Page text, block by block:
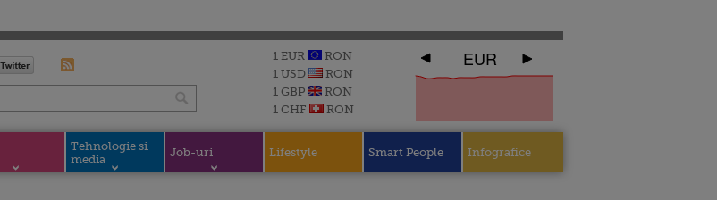
1 EUR
RON
1 USD
RON
1 GBP
RON
1 CHF
RON
EUR
Tehnologie si
media
Job-uri Lifestyle Smart People Infografice